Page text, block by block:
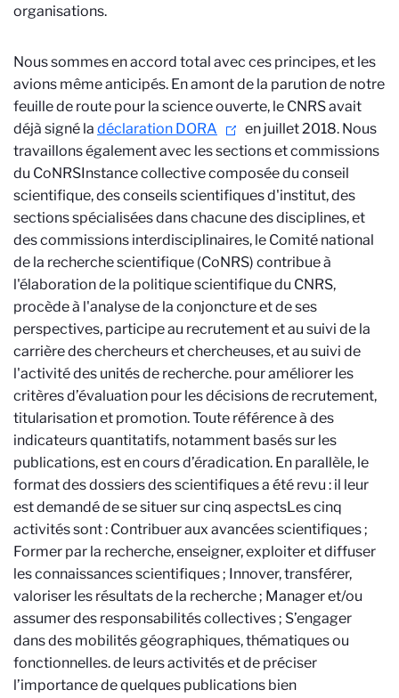
organisations.
Nous sommes en accord total avec ces principes, et les
avions même anticipés. En amont de la parution de notre
feuille de route pour la science ouverte, le CNRS avait
déjà signé la déclaration DORA
en juillet 2018. Nous
travaillons également avec les sections et commissions
du CoNRSInstance collective composée du conseil
scientifique, des conseils scientifiques d'institut, des
sections spécialisées dans chacune des disciplines, et
des commissions interdisciplinaires, le Comité national
de la recherche scientifique (CoNRS) contribue à
l'élaboration de la politique scientifique du CNRS,
procède à l'analyse de la conjoncture et de ses
perspectives, participe au recrutement et au suivi de la
carrière des chercheurs et chercheuses, et au suivi de
l'activité des unités de recherche. pour améliorer les
critères d’évaluation pour les décisions de recrutement,
titularisation et promotion. Toute référence à des
indicateurs quantitatifs, notamment basés sur les
publications, est en cours d’éradication. En parallèle, le
format des dossiers des scientifiques a été revu : il leur
est demandé de se situer sur cinq aspectsLes cinq
activités sont : Contribuer aux avancées scientifiques ;
Former par la recherche, enseigner, exploiter et diffuser
les connaissances scientifiques ; Innover, transférer,
valoriser les résultats de la recherche ; Manager et/ou
assumer des responsabilités collectives ; S’engager
dans des mobilités géographiques, thématiques ou
fonctionnelles.de leurs activités et de préciser
l’importance de quelques publications bien